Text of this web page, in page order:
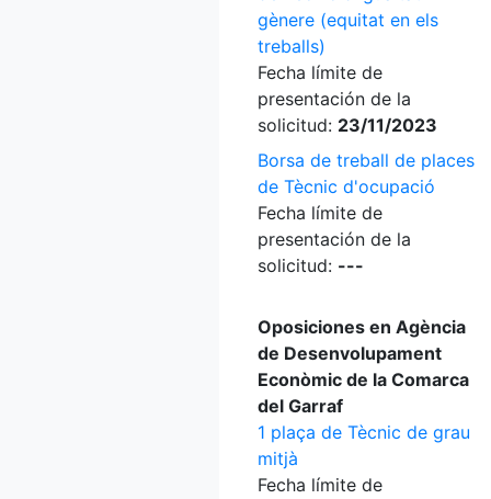
gènere (equitat en els
treballs)
Fecha límite de
presentación de la
solicitud: 23/11/2023
Borsa de treball de places
de Tècnic d'ocupació
Fecha límite de
presentación de la
solicitud: ---
Oposiciones en Agència
de Desenvolupament
Econòmic de la Comarca
del Garraf
1 plaça de Tècnic de grau
mitjà
Fecha límite de